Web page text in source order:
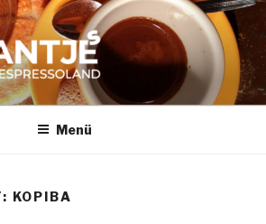
Land
Menü
KOPIBA